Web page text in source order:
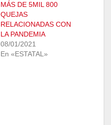
MÁS DE 5MIL 800
QUEJAS
RELACIONADAS CON
LA PANDEMIA
08/01/2021
En «ESTATAL»